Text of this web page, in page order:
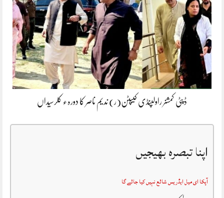
ڈپٹی کمشنر راولپنڈی کیپٹن(ر) ندیم ناصر کا دورہء کلرسیداں
اپنا تبصرہ بھیجیں
آپکا ای میل ایڈریس شائع نہیں کیا جائے گا